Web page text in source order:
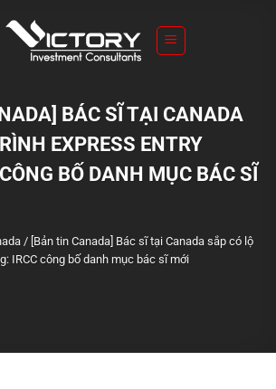
BÁC SĨ TẠI CANADA
EXPRESS ENTRY
BỐ DANH MỤC BÁC SĨ
/ [Bản tin Canada] Bác sĩ tại Canada sắp có lộ
IRCC công bố danh mục bác sĩ mới